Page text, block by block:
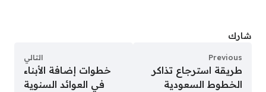
شارك
Previous
طريقة استرجاع تذاكر
الخطوط السعودية
التالي
خطوات إضافة الأبناء
في العوائد السنوية